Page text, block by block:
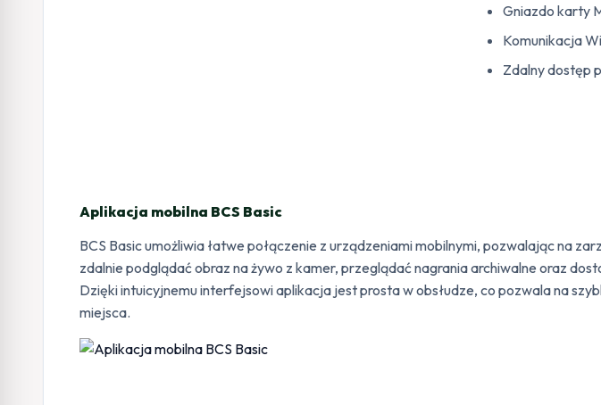
Gniazdo karty
Komunikacja
Zdalny dostęp
Aplikacja mobilna BCS Basic
BCS Basic umożliwia łatwe połączenie z urządzeniami mobilnymi, pozwalając na
zdalnie podglądać obraz na żywo z kamer, przeglądać nagrania archiwalne oraz
Dzięki intuicyjnemu interfejsowi aplikacja jest prosta w obsłudze, co pozwala na
miejsca.